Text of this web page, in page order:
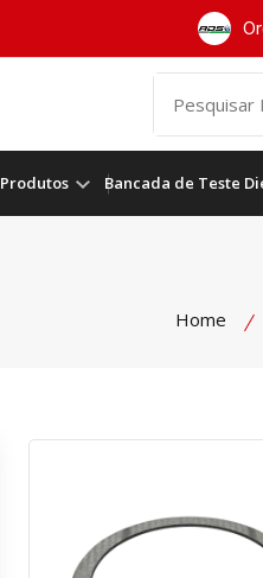
Produtos Bancada de Teste
Home